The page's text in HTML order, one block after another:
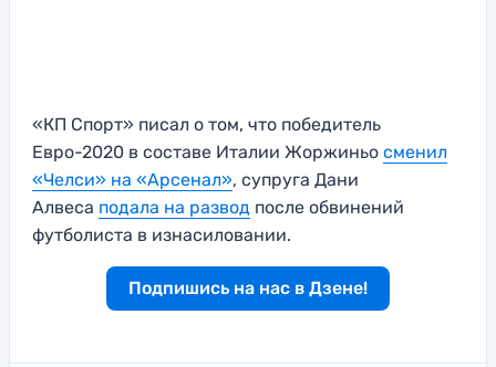
«КП Спорт» писал о том, что победитель
Евро-2020 в составе Италии Жоржиньо сменил
«Челси» на «Арсенал», супруга Дани
Алвеса подала на развод после обвинений
футболиста в изнасиловании.
Подпишись на нас в Дзене!